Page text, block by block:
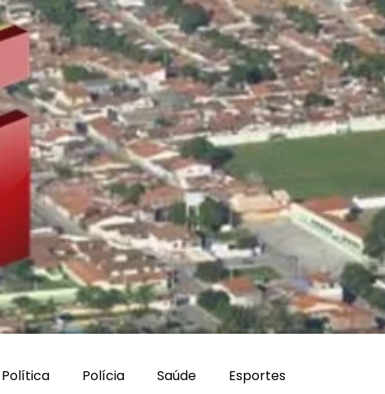
Política Polícia Saúde Esportes